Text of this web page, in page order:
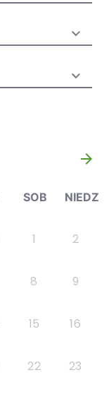
młodzieży
»
SOB NIEDZ
1 2
8 9
15 16
22 23